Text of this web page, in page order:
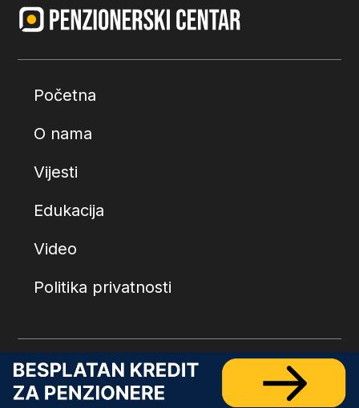
Početna
O nama
Vijesti
Edukacija
Video
Politika privatnosti
© 2026.Penzionerski centar . Sva prava zadržana.